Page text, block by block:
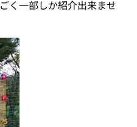
く一部しか紹介出来ませ